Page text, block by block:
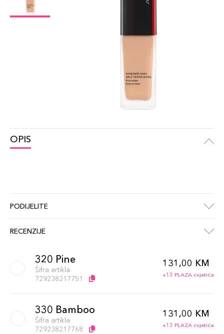
OPIS
PODIJELITE
RECENZIJE
320 Pine
Šifra artikla
729238217751
131,00 KM
+13 PLAZA cvjetića
330 Bamboo
Šifra artikla
729238217768
131,00 KM
+13 PLAZA cvjetića